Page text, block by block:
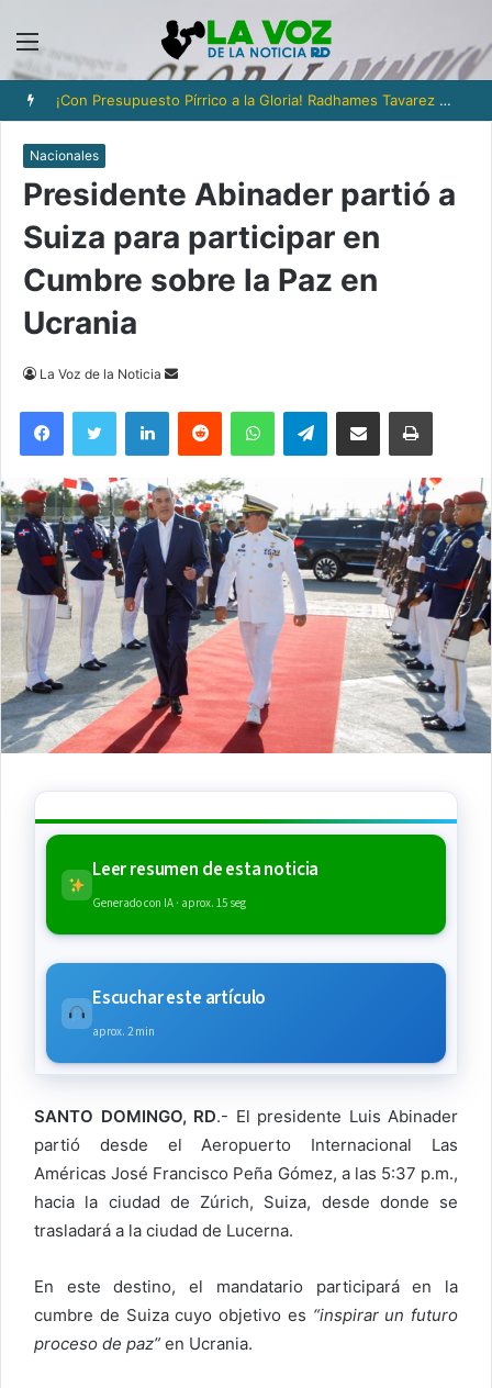
Menú
¡Con Presupuesto Pírrico a la Gloria! Radhames Tavarez y la Hazaña Dorada de la Natación Dominicana
Nacionales
Presidente Abinader partió a
Suiza para participar en
Cumbre sobre la Paz en
Ucrania
La Voz de la Noticia
Send
email
FacebookTwitter LinkedInReddit WhatsAppTelegramCompartir via Email Imprimi
Leer resumen de esta noticia
Generado con IA · aprox. 15 seg
Escuchar este artículo
aprox. 2 min
SANTO DOMINGO, RD.- El presidente Luis Abinader
partió desde el Aeropuerto Internacional Las
Américas José Francisco Peña Gómez, a las 5:37 p.m.,
hacia la ciudad de Zúrich, Suiza, desde donde se
trasladará a la ciudad de Lucerna.
En este destino, el mandatario participará en la
cumbre de Suiza cuyo objetivo es “inspirar un futuro
proceso de paz” en Ucrania.